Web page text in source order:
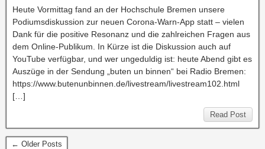
Heute Vormittag fand an der Hochschule Bremen unsere
Podiumsdiskussion zur neuen Corona-Warn-App statt – vielen
Dank für die positive Resonanz und die zahlreichen Fragen aus
dem Online-Publikum. In Kürze ist die Diskussion auch auf
YouTube verfügbar, und wer ungeduldig ist: heute Abend gibt es
Auszüge in der Sendung „buten un binnen“ bei Radio Bremen:
https://www.butenunbinnen.de/livestream/livestream102.html
[…]
Read Post
← Older Posts